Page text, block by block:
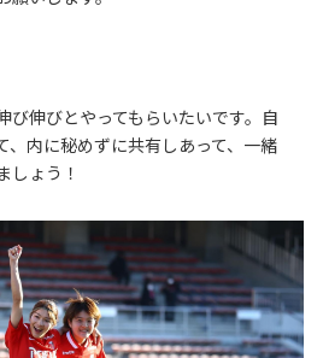
び伸びとやってもらいたいです。自
、内に秘めずに共有しあって、一緒
しょう！